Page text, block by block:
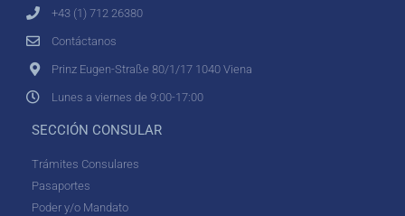
+43 (1) 712 26380
Contáctanos
Prinz Eugen-Straße 80/1/17 1040 Viena
Lunes a viernes de 9:00-17:00
SECCIÓN CONSULAR
Trámites Consulares
Pasaportes
Poder y/o Mandato